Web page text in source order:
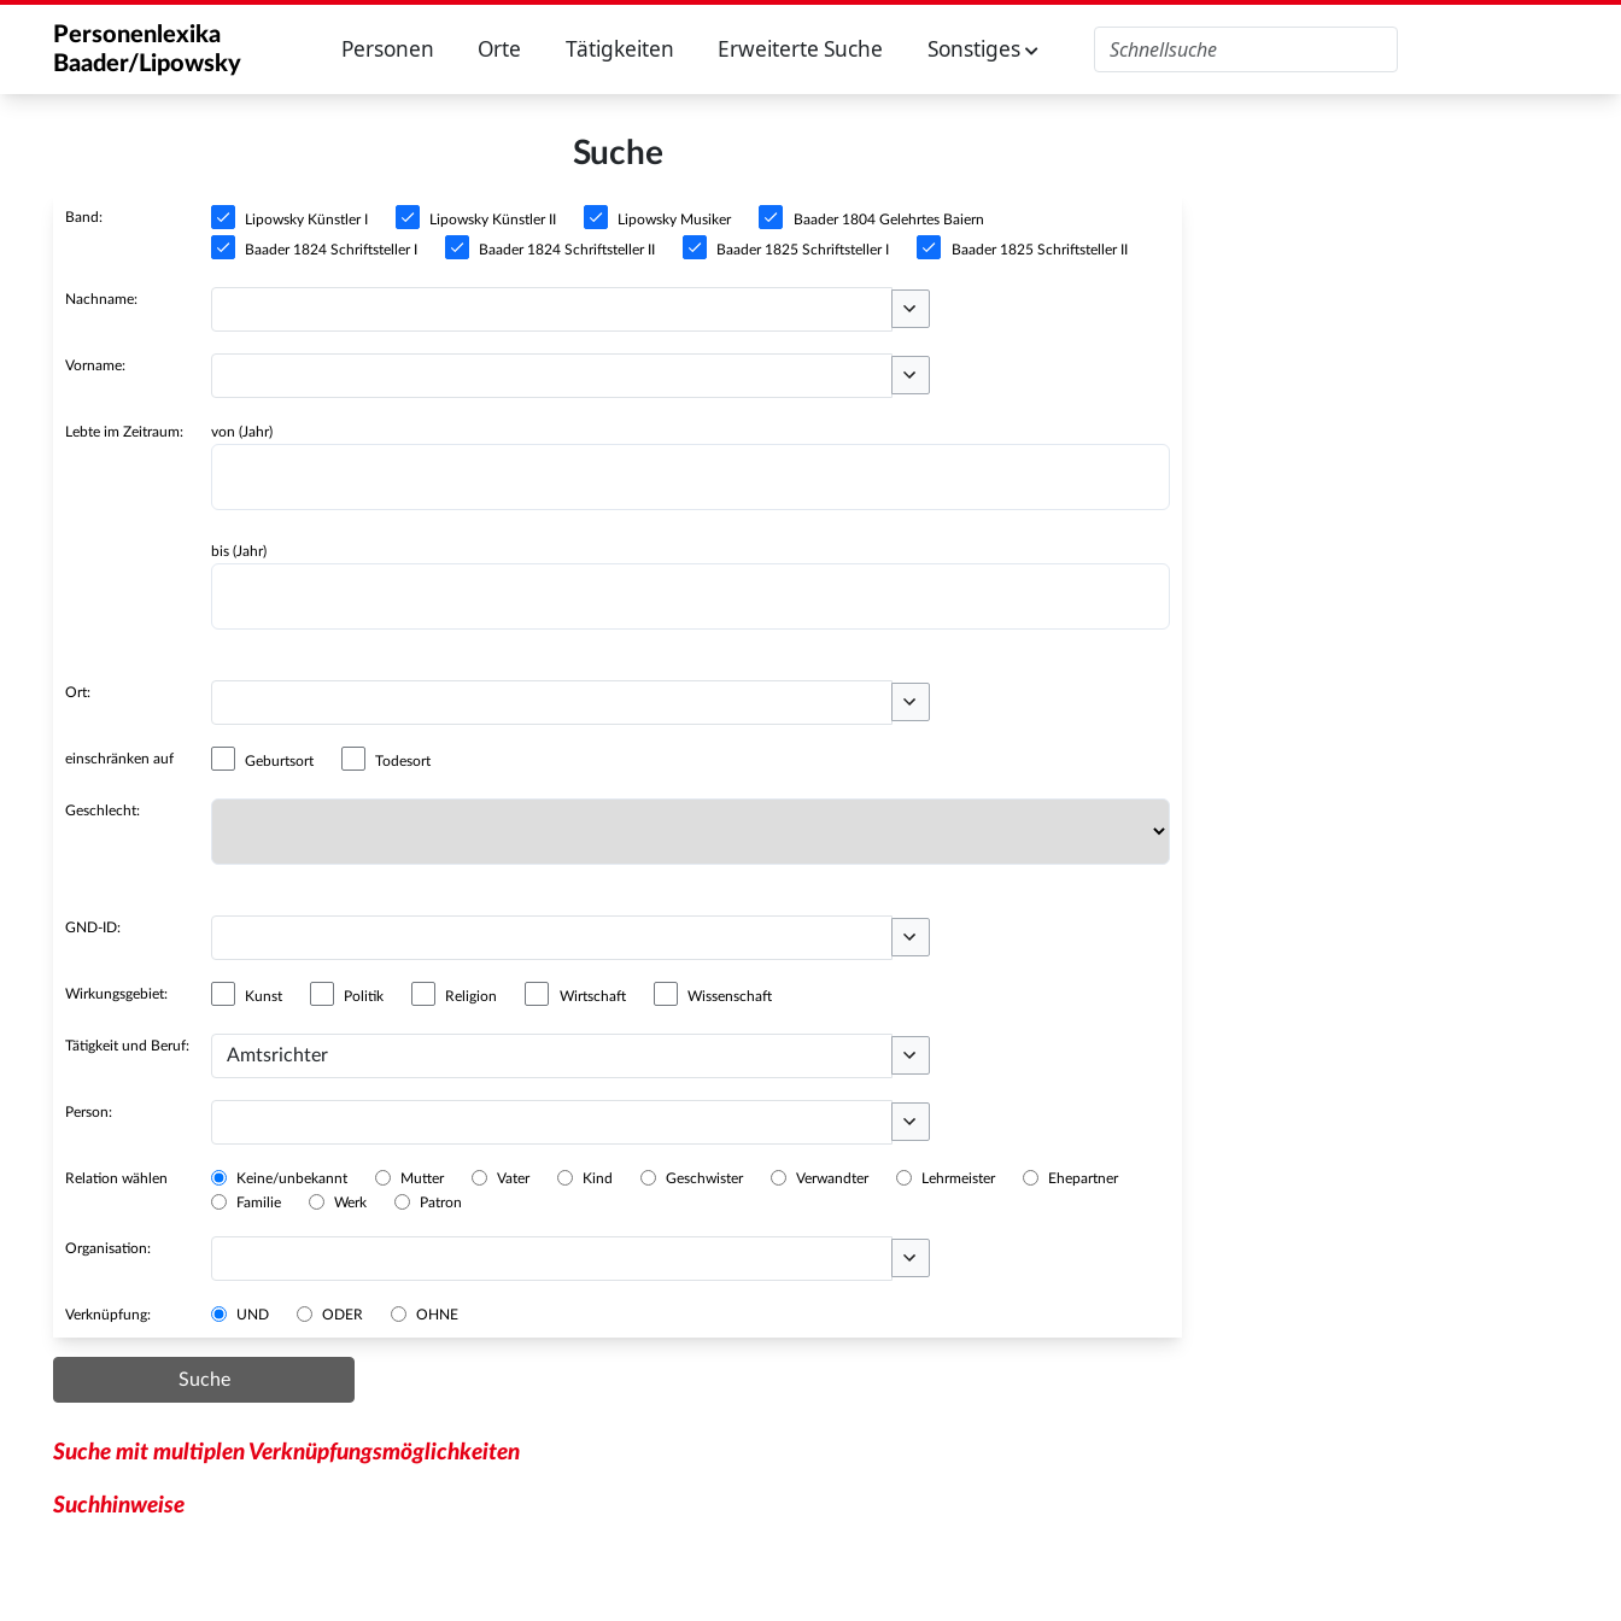
Personenlexika
Baader/Lipowsky
Personen Orte Tätigkeiten Erweiterte Suche Sonstiges
Suche
Band: Lipowsky Künstler I Lipowsky Künstler II Lipowsky Musiker Baader 1804 Gelehrtes Baiern
Baader 1824 Schriftsteller I Baader 1824 Schriftsteller II Baader 1825 Schriftsteller I Baader 1825 Schriftsteller II
Nachname:
Optionen umschalten
Vorname:
Optionen umschalten
Lebte im Zeitraum: von (Jahr)
bis (Jahr)
Ort:
Optionen umschalten
einschränken auf Geburtsort Todesort
Geschlecht:
GND-ID:
Optionen umschalten
Wirkungsgebiet: Kunst Politik Religion Wirtschaft Wissenschaft
Tätigkeit und Beruf:
Optionen umschalten
Person:
Optionen umschalten
Relation wählen Keine/unbekannt Mutter Vater Kind Geschwister Verwandter Lehrmeister
Ehepartner
Familie
Werk Patron
Organisation:
Optionen umschalten
Verknüpfung: UND ODER OHNE
Suche
Suche mit multiplen Verknüpfungsmöglichkeiten
Suchhinweise